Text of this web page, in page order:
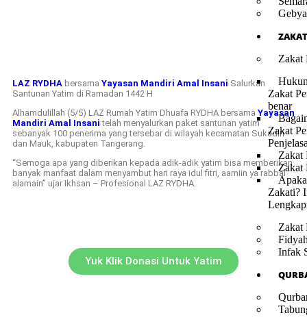
ZAKAT
Zakat
Zakat
benar
Zakat
Zakat
Zakat
Zakati?
Zakat
Infak
LAZ RYDHA bersama Yayasan Mandiri Amal Insani Salurkan
Santunan Yatim di Ramadan 1442 H
Alhamdulillah (5/5) LAZ Rumah Yatim Dhuafa RYDHA bersama Yayasan
Mandiri Amal Insani telah menyalurkan paket santunan yatim
sebanyak 100 penerima yang tersebar di wilayah kecamatan Sukadiri
dan Mauk, kabupaten Tangerang.
“Semoga apa yang diberikan kepada adik-adik yatim bisa memberikan
banyak manfaat dalam menyambut hari raya idul fitri, aamiin ya rabbal
alamain” ujar Ikhsan – Profesional LAZ RYDHA.
Yuk Klik Donasi Untuk Yatim